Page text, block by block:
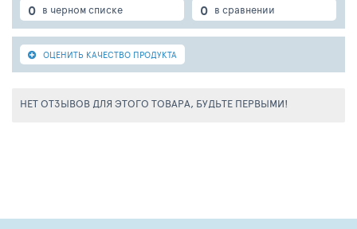
0 в черном списке 0 в сравнении
ОЦЕНИТЬ КАЧЕСТВО ПРОДУКТА
НЕТ ОТЗЫВОВ ДЛЯ ЭТОГО ТОВАРА, БУДЬТЕ ПЕРВЫМИ!